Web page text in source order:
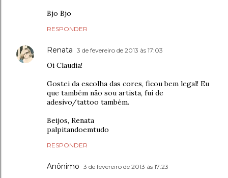
Bjo Bjo
RESPONDER
Renata 3 de fevereiro de 2013 às 17:03
Oi Claudia!
Gostei da escolha das cores, ficou bem legal! Eu
que também não sou artista, fui de
adesivo/tattoo também.
Beijos, Renata
palpitandoemtudo
RESPONDER
Anônimo 3 de fevereiro de 2013 às 17:23